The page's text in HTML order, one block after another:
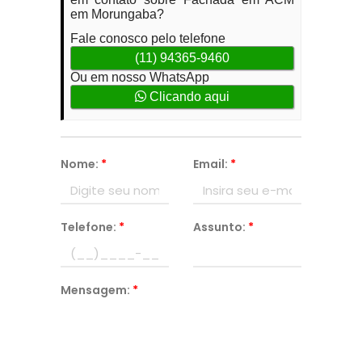
em Morungaba?
Fale conosco pelo telefone
(11) 94365-9460
Ou em nosso WhatsApp
Clicando aqui
Nome: * Email: *
Telefone: * Assunto: *
Mensagem: *